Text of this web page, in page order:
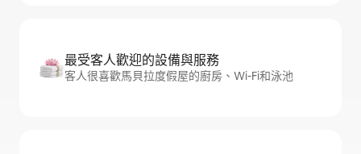
最受客人歡迎的設備與服務
客人很喜歡馬貝拉度假屋的廚房、Wi-Fi和泳池